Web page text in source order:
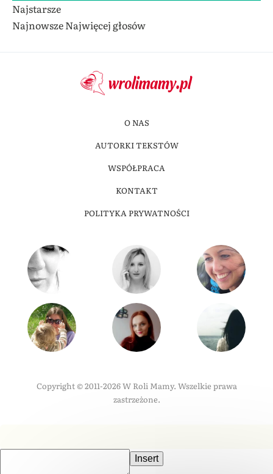
Najstarsze
NajnowszeNajwięcej głosów
O NAS
AUTORKI TEKSTÓW
WSPÓŁPRACA
KONTAKT
POLITYKA PRYWATNOŚCI
Copyright © 2011-2026 W Roli Mamy. Wszelkie prawa
zastrzeżone.
Insert